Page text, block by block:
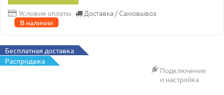
Условия оплаты Доставка / Самовывоз
В наличии
Бесплатная доставка
Распродажа
Подключение
и настройка